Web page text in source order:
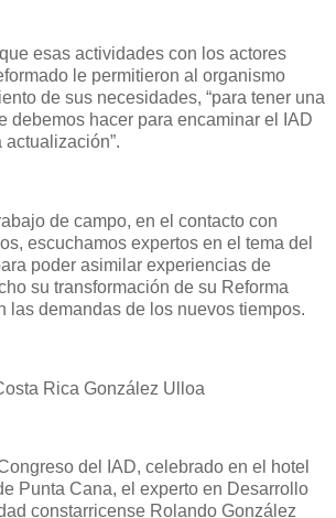
esas actividades con los actores
le permitieron al organismo
de sus necesidades, “para tener una
debemos hacer para encaminar el IAD
de campo, en el contacto con
escuchamos expertos en el tema del
poder asimilar experiencias de
su transformación de su Reforma
las demandas de los nuevos tiempos.
Rica González Ulloa
del IAD, celebrado en el hotel
Punta Cana, el experto en Desarrollo
constarricense Rolando González